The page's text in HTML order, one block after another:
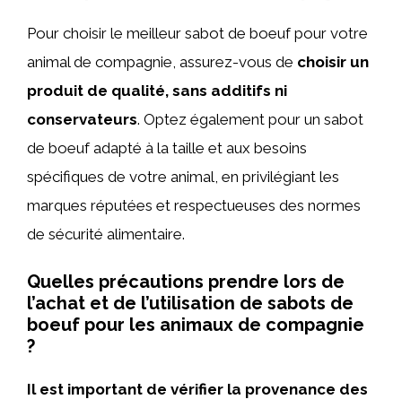
Pour choisir le meilleur sabot de boeuf pour votre
animal de compagnie, assurez-vous de choisir un
produit de qualité, sans additifs ni
conservateurs. Optez également pour un sabot
de boeuf adapté à la taille et aux besoins
spécifiques de votre animal, en privilégiant les
marques réputées et respectueuses des normes
de sécurité alimentaire.
Quelles précautions prendre lors de
l’achat et de l’utilisation de sabots de
boeuf pour les animaux de compagnie
?
Il est important de vérifier la provenance des